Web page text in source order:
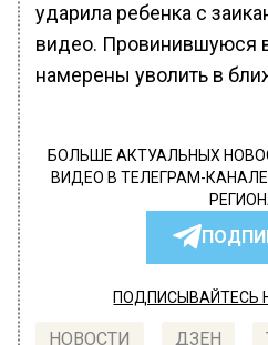
ударила ребенка с
видео. Провинившуюся
намерены уволить в
БОЛЬШЕ АКТУАЛЬНЫХ
ВИДЕО В ТЕЛЕГРАМ-
ПОДПИСЫВАЙТЕСЬ
НОВОСТИ ДЗЕН